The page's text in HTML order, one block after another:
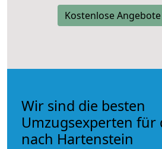
Kostenlose
Wir sind die besten
Umzugsexperten für
nach Hartenstein